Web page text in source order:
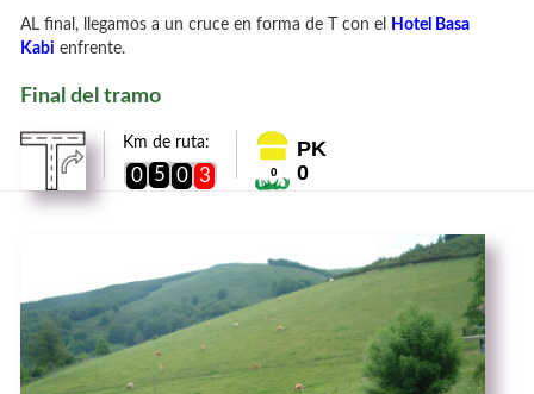
AL final, llegamos a un cruce en forma de T con el
Hotel Basa
Kabi enfrente.
Final del tramo
Km de ruta:
0 5 0 3 0
PK
0